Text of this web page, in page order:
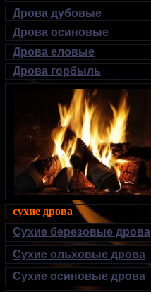
Дрова дубовые
Дрова осиновые
Дрова еловые
Дрова горбыль
сухие дрова
Сухие березовые дрова
Сухие ольховые дрова
Сухие осиновые дрова